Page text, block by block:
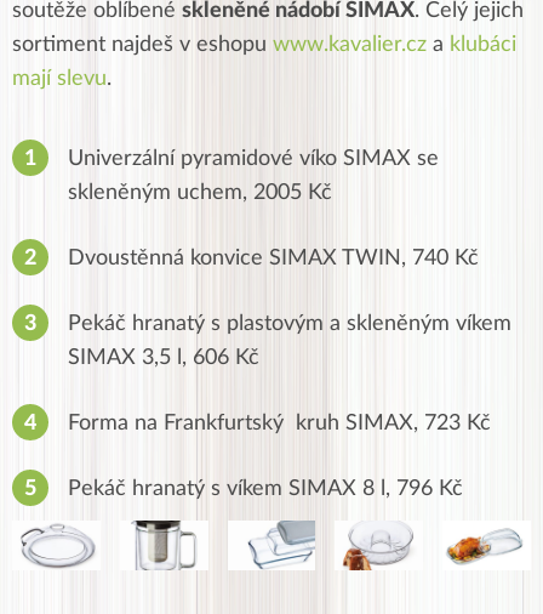
soutěže oblíbené skleněné nádobí SIMAX. Celý jejich
sortiment najdeš v eshopu www.kavalier.cz a klubáci
mají slevu.
Univerzální pyramidové víko SIMAX se
skleněným uchem, 2005 Kč
Dvoustěnná konvice SIMAX TWIN, 740 Kč
Pekáč hranatý s plastovým a skleněným víkem
SIMAX 3,5 l, 606 Kč
Forma na Frankfurtský kruh SIMAX, 723 Kč
Pekáč hranatý s víkem SIMAX 8 l, 796 Kč